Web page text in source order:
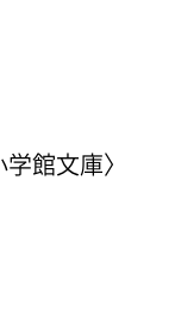
館文庫〉